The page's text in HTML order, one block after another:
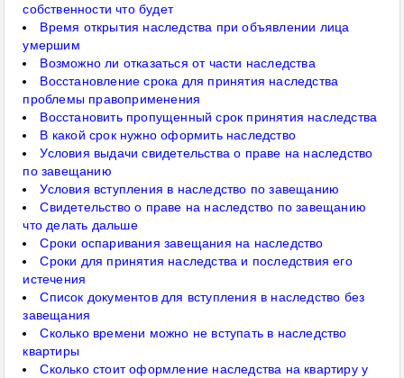
собственности что будет
Время открытия наследства при объявлении лица
умершим
Возможно ли отказаться от части наследства
Восстановление срока для принятия наследства
проблемы правоприменения
Восстановить пропущенный срок принятия наследства
В какой срок нужно оформить наследство
Условия выдачи свидетельства о праве на наследство
по завещанию
Условия вступления в наследство по завещанию
Свидетельство о праве на наследство по завещанию
что делать дальше
Сроки оспаривания завещания на наследство
Сроки для принятия наследства и последствия его
истечения
Список документов для вступления в наследство без
завещания
Сколько времени можно не вступать в наследство
квартиры
Сколько стоит оформление наследства на квартиру у